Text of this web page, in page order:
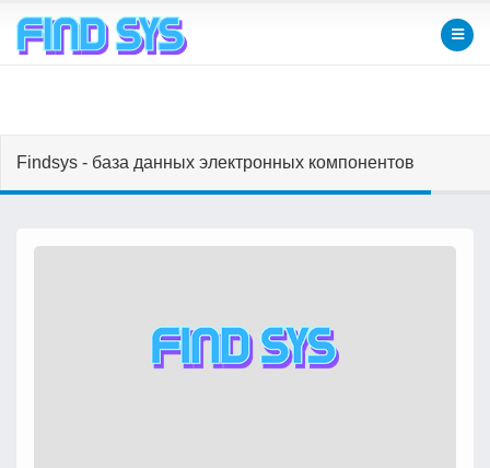
Findsys - база данных электронных компонентов